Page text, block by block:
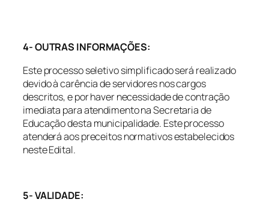
4- OUTRAS INFORMAÇÕES:
Este processo seletivo simplificado será realizado
devido à carência de servidores nos cargos
descritos, e por haver necessidade de contração
imediata para atendimento na Secretaria de
Educação desta municipalidade. Este processo
atenderá aos preceitos normativos estabelecidos
neste Edital.
5- VALIDADE: